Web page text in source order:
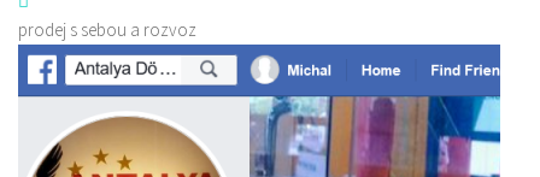
prodej s sebou a rozvoz